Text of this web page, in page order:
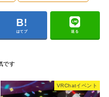
はてブ 送る
VRChatイベント